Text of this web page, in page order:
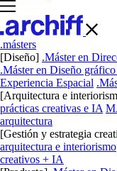
.másters
[Diseño] .Máster en
.Máster en Diseño
Experiencia Espacial
[Arquitectura e
prácticas creativas e IA
arquitectura
[Gestión y estrategia
arquitectura e interiorismo
creativos + IA